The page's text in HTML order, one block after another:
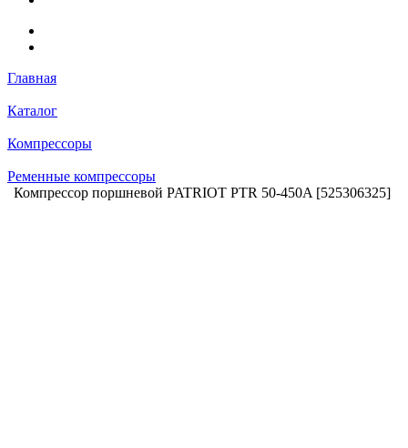
Главная
Каталог
Компрессоры
Ременные компрессоры
Компрессор поршневой PATRIOT PTR 50-450A [525306325]